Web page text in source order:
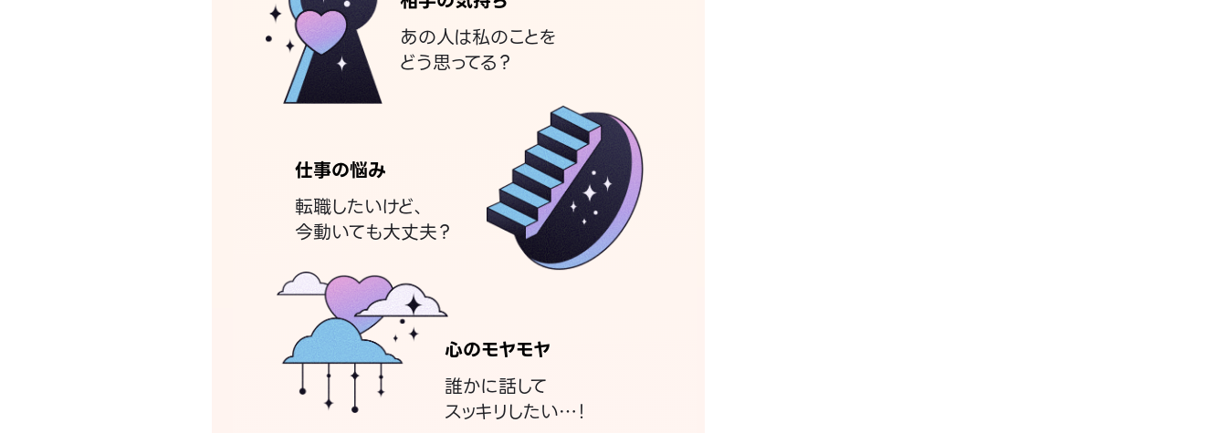
あの人は私のことを
どう思ってる？
仕事の悩み
転職したいけど、
今動いても大丈夫？
心のモヤモヤ
誰かに話して
スッキリしたい…！